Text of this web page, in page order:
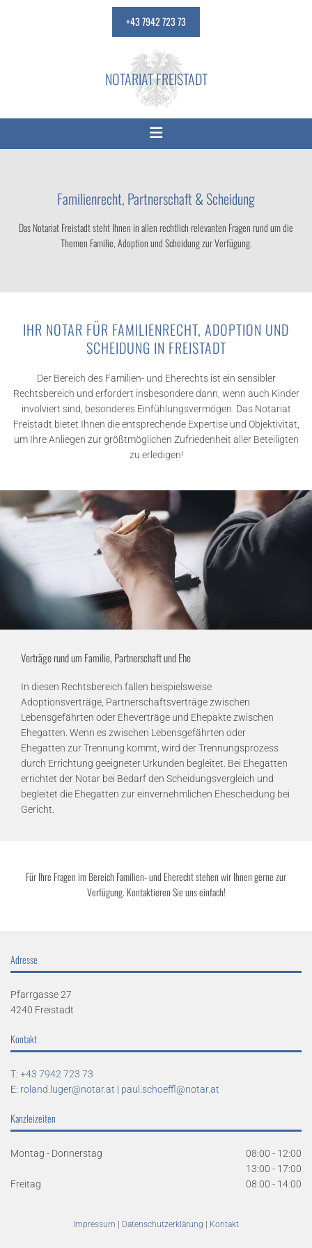
+43 7942 723 73
NOTARIAT FREISTADT
Familienrecht, Partnerschaft & Scheidung
Das Notariat Freistadt steht Ihnen in allen rechtlich relevanten Fragen rund um die
Themen Familie, Adoption und Scheidung zur Verfügung.
IHR NOTAR FÜR FAMILIENRECHT, ADOPTION UND
SCHEIDUNG IN FREISTADT
Der Bereich des Familien- und Eherechts ist ein sensibler
Rechtsbereich und erfordert insbesondere dann, wenn auch Kinder
involviert sind, besonderes Einfühlungsvermögen. Das Notariat
Freistadt bietet Ihnen die entsprechende Expertise und Objektivität,
um Ihre Anliegen zur größtmöglichen Zufriedenheit aller Beteiligten
zu erledigen!
Verträge rund um Familie, Partnerschaft und Ehe
In diesen Rechtsbereich fallen beispielsweise
Adoptionsverträge, Partnerschaftsverträge zwischen
Lebensgefährten oder Eheverträge und Ehepakte zwischen
Ehegatten. Wenn es zwischen Lebensgefährten oder
Ehegatten zur Trennung kommt, wird der Trennungsprozess
durch Errichtung geeigneter Urkunden begleitet. Bei Ehegatten
errichtet der Notar bei Bedarf den Scheidungsvergleich und
begleitet die Ehegatten zur einvernehmlichen Ehescheidung bei
Gericht.
Für Ihre Fragen im Bereich Familien- und Eherecht stehen wir Ihnen gerne zur
Verfügung. Kontaktieren Sie uns einfach!
Adresse
Pfarrgasse 27
4240 Freistadt
Kontakt
T: +43 7942 723 73
E: roland.luger@notar.at | paul.schoeffl@notar.at
Kanzleizeiten
Montag - Donnerstag
08:00 - 12:00
13:00 - 17:00
Freitag
08:00 - 14:00
Impressum Datenschutzerklärung Kontakt